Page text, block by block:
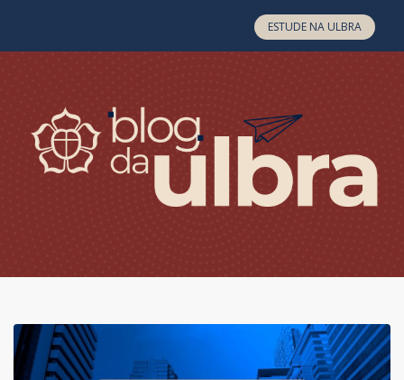
ESTUDE NA ULBRA